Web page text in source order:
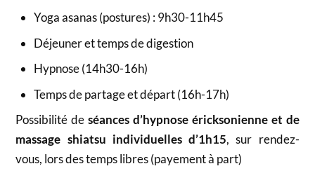
Yoga asanas (postures) : 9h30-11h45
Déjeuner et temps de digestion
Hypnose (14h30-16h)
Temps de partage et départ (16h-17h)
Possibilité deséances d’hypnose éricksonienne et de
massage shiatsu individuelles d’1h15, sur rendez-
vous, lors des temps libres (payement à part)